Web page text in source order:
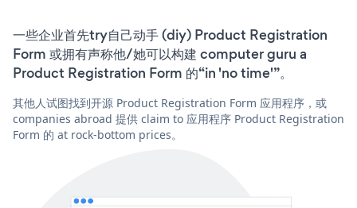
一些企业首先try自己动手 (diy) Product Registration
Form 或拥有声称他/她可以构建 computer guru a
Product Registration Form 的“in 'no time'”。
其他人试图找到开源 Product Registration Form 应用程序，或
companies abroad 提供 claim to 应用程序 Product Registration
Form 的 at rock-bottom prices。